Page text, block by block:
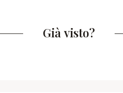
Già visto?